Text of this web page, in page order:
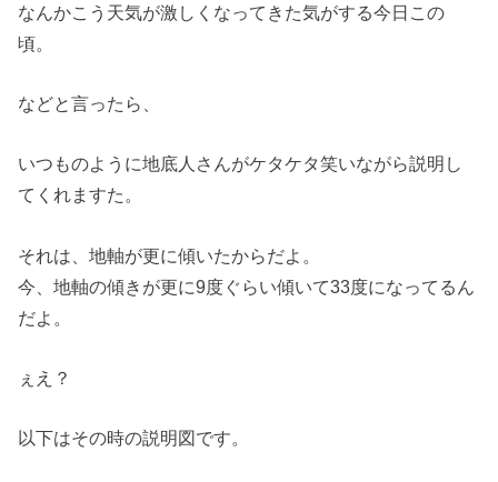
なんかこう天気が激しくなってきた気がする今日この
頃。
などと言ったら、
いつものように地底人さんがケタケタ笑いながら説明し
てくれますた。
それは、地軸が更に傾いたからだよ。
今、地軸の傾きが更に9度ぐらい傾いて33度になってるん
だよ。
ぇえ？
以下はその時の説明図です。